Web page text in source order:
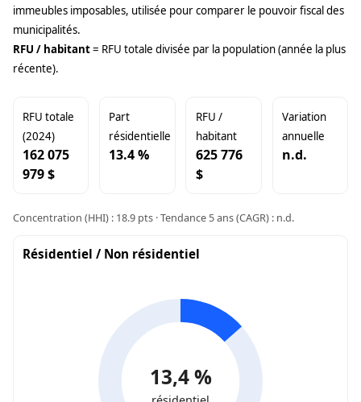
immeubles imposables, utilisée pour comparer le pouvoir fiscal des
municipalités.
RFU / habitant= RFU totale divisée par la population (année la plus
récente).
RFU totale
(2024)
162 075
979 $
Part
résidentielle
13.4 %
RFU /
habitant
625 776
$
Variation
annuelle
n.d.
Concentration (HHI) : 18.9 pts · Tendance 5 ans (CAGR) : n.d.
Résidentiel / Non résidentiel
13,4 %